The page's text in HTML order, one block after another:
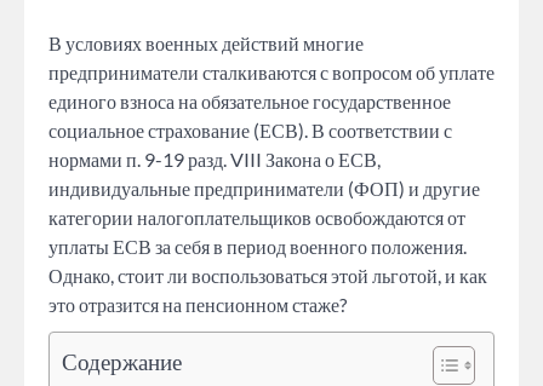
В условиях военных действий многие
предприниматели сталкиваются с вопросом об уплате
единого взноса на обязательное государственное
социальное страхование (ЕСВ). В соответствии с
нормами п. 9-19 разд. VIII Закона о ЕСВ,
индивидуальные предприниматели (ФОП) и другие
категории налогоплательщиков освобождаются от
уплаты ЕСВ за себя в период военного положения.
Однако, стоит ли воспользоваться этой льготой, и как
это отразится на пенсионном стаже?
Содержание